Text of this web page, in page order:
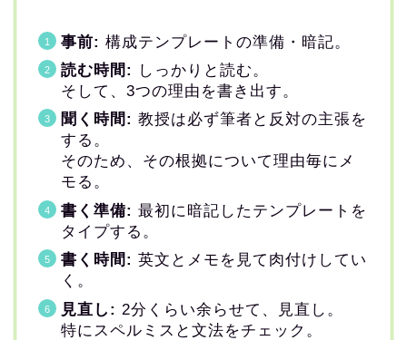
事前: 構成テンプレートの準備・暗記。
読む時間:
しっかりと読む。
そして、3つの理由を書き出す。
聞く時間: 教授は必ず筆者と反対の主張を
する。
そのため、その根拠について理由毎にメ
モる。
書く準備: 最初に暗記したテンプレートを
タイプする。
書く時間: 英文とメモを見て肉付けしてい
く。
見直し: 2分くらい余らせて、見直し。
特にスペルミスと文法をチェック。